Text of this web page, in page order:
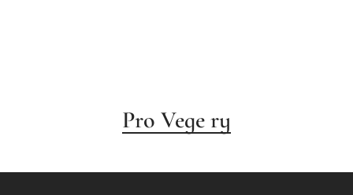
Pro Vege ry